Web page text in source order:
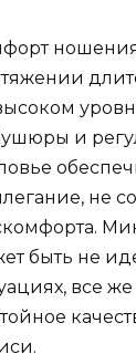
и
не
быть не
все